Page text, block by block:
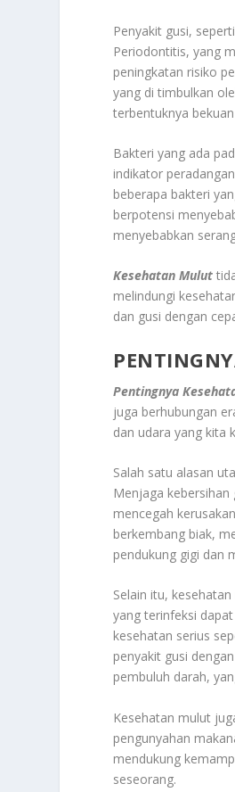
Penyakit gusi,
Periodontitis, yang
peningkatan risiko
yang di timbulkan
terbentuknya
Bakteri yang ada
indikator
beberapa bakteri
berpotensi
menyebabkan
Kesehatan Mulut
melindungi
dan gusi dengan
Pentingnya
juga berhubungan
dan udara yang kita
Salah satu alasan
Menjaga
mencegah
berkembang biak,
pendukung gigi dan
Selain itu,
yang terinfeksi
kesehatan serius
penyakit gusi
pembuluh darah,
Kesehatan mulut
pengunyahan
mendukung
seseorang.